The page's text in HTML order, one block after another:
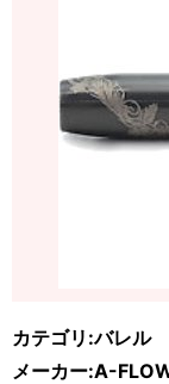
カテゴリ:バレル
メーカー:A-